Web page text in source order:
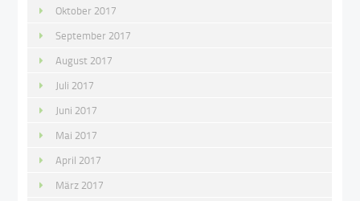
Oktober 2017
September 2017
August 2017
Juli 2017
Juni 2017
Mai 2017
April 2017
März 2017